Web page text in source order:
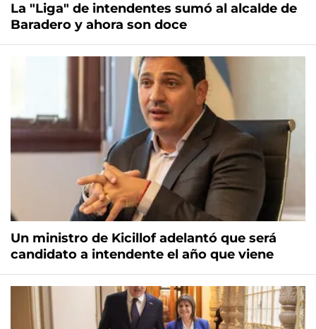
La "Liga" de intendentes sumó al alcalde de
Baradero y ahora son doce
Un ministro de Kicillof adelantó que será
candidato a intendente el año que viene